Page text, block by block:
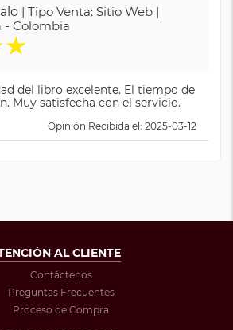
| Tipo Venta: Sitio Web |
- Colombia
★
del libro excelente. El tiempo de
Muy satisfecha con el servicio.
Opinión Recibida el: 2025-03-12
AL CLIENTE
Contáctenos
Preguntas Frecuentes
Proceso de Compra